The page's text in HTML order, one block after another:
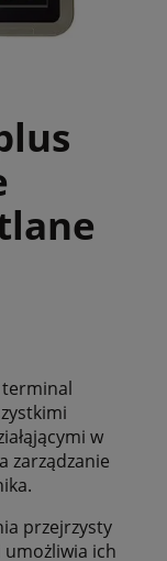
w
zarządzanie
przejrzysty
ich